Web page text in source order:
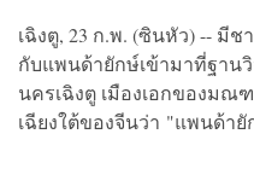
เฉิงตู, 23 ก.พ. (ซินหัว) -- มี
กับแพนด้ายักษ์เข้ามาที่ฐาน
นครเฉิงตู เมืองเอกของมณ
เฉียงใต้ของจีนว่า "แพนด้า